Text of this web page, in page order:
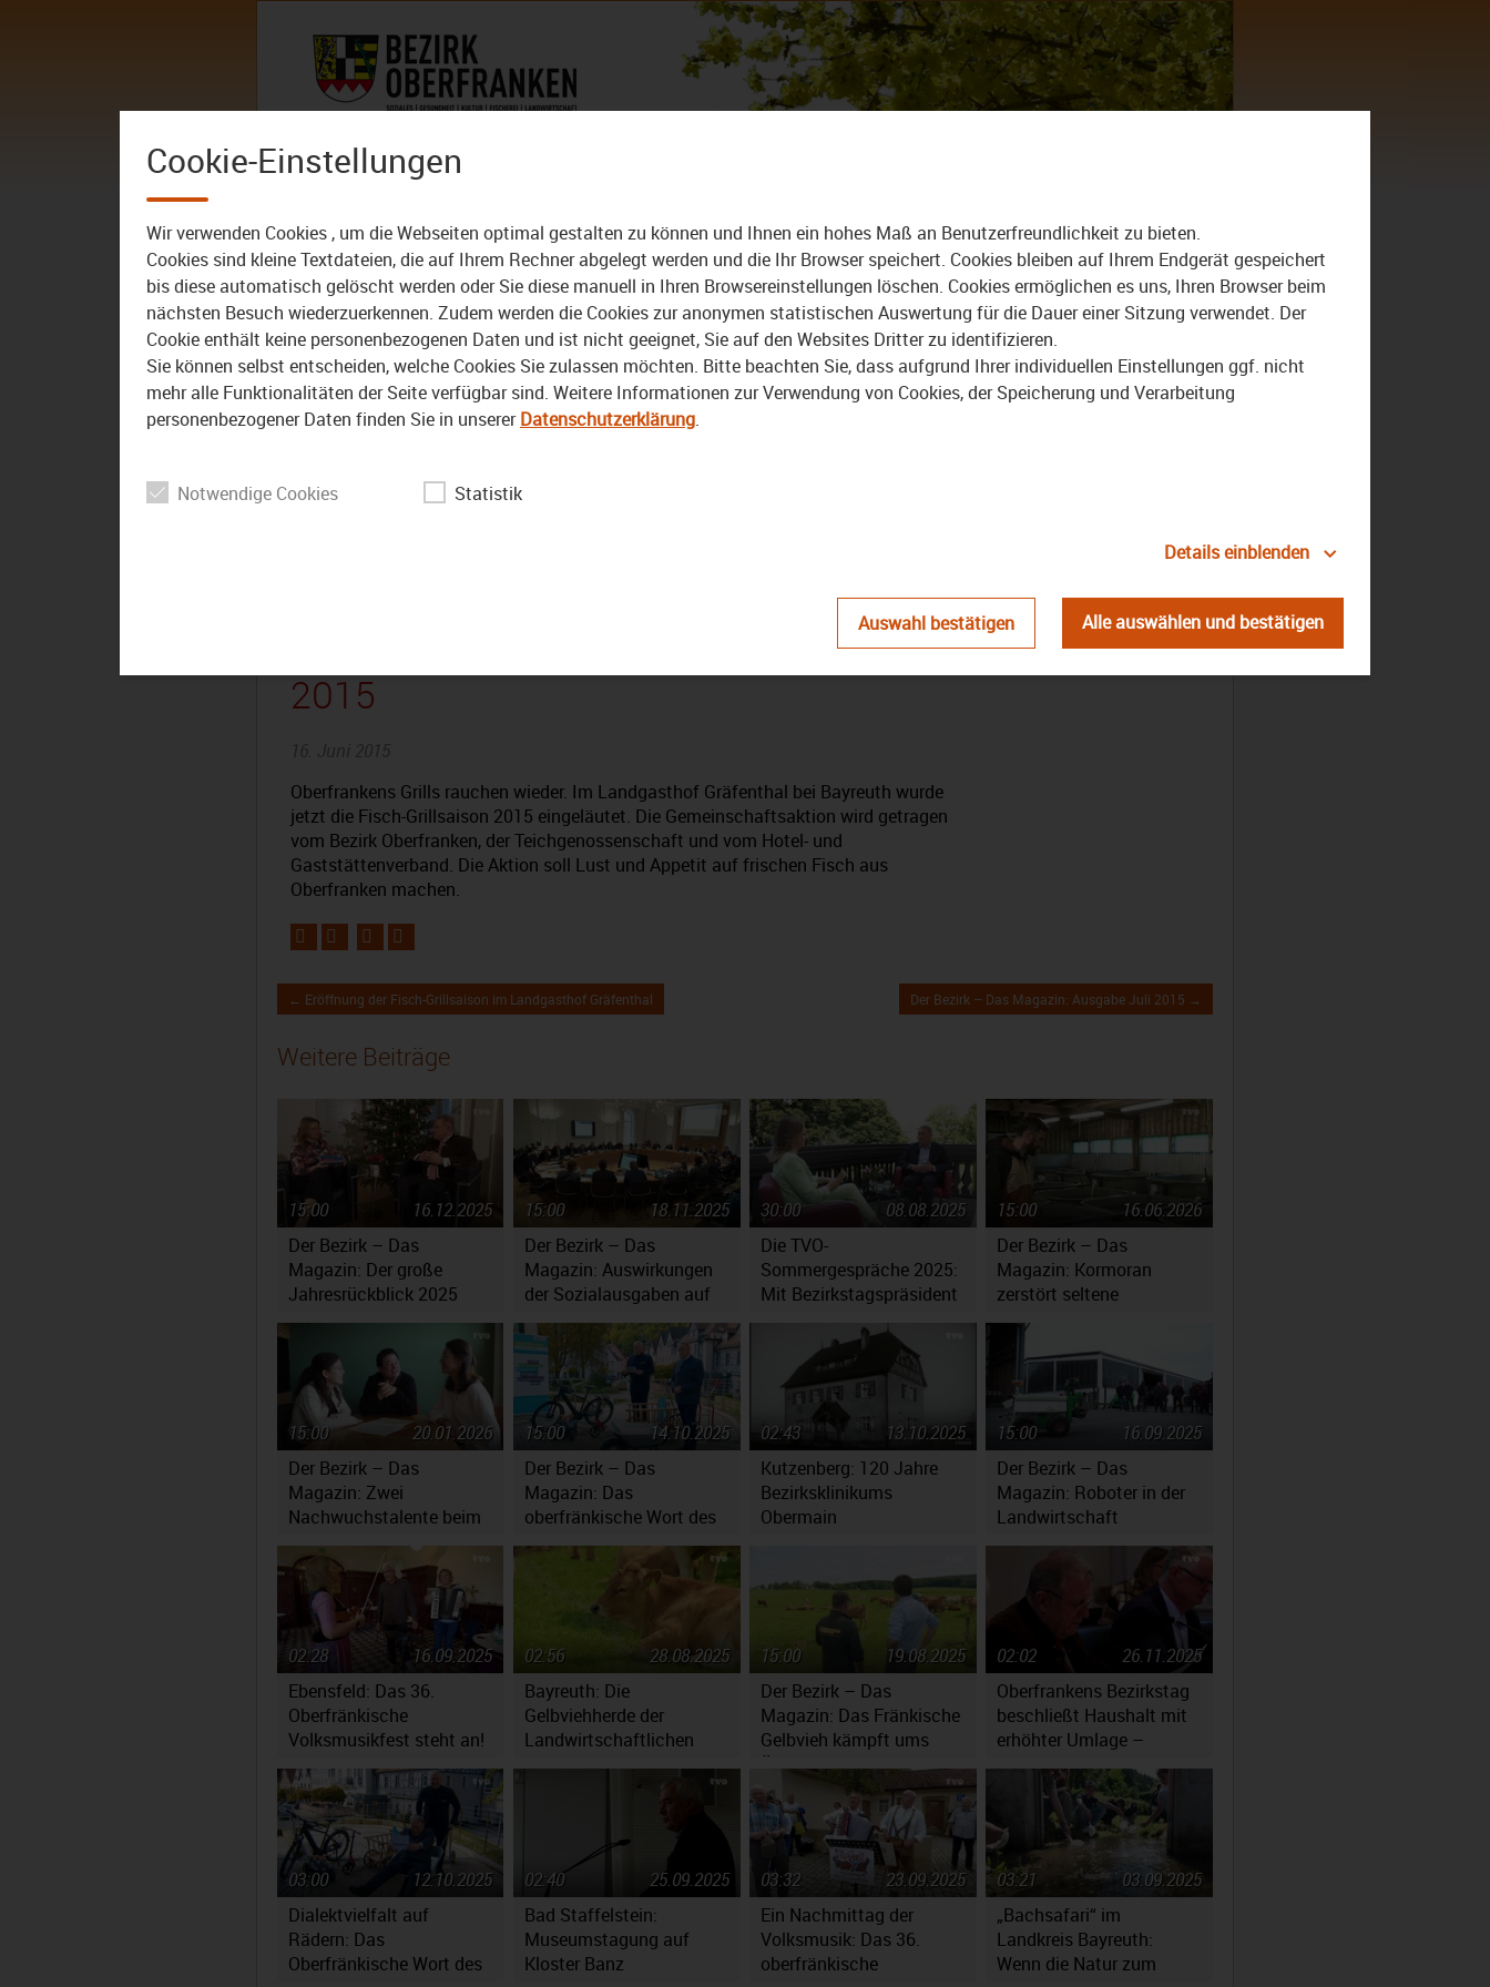
abspielen
Der Bezirk – Das Magazin: Ausgabe Juni
2015
Oberfrankens Grills rauchen wieder. Im Landgasthof Gräfenthal bei Bayreuth wurde
jetzt die Fisch-Grillsaison 2015 eingeläutet. Die Gemeinschaftsaktion wird getragen
vom Bezirk Oberfranken, der Teichgenossenschaft und vom Hotel- und
Gaststättenverband. Die Aktion soll Lust und Appetit auf frischen Fisch aus
Oberfranken machen.
Bezirk Grillsaison
Hotel- und Gaststättenverband
Oberfranken
Teichgenossenschaft
TV Oberfranken TVO
← Eröffnung der Fisch-Grillsaison im Landgasthof Gräfenthal Der Bezirk – Das Magazin: Ausgabe Juli 2015 →
Weitere Beiträge
Der Bezirk – Das
Magazin: Der große
Jahresrückblick 2025
16.12.2025
15:00
Der Bezirk – Das
Magazin: Auswirkungen
der Sozialausgaben auf
den Haushaltsplan
18.11.2025
15:00
Die TVO-
Sommergespräche 2025:
Mit Bezirkstagspräsident
Henry Schramm
08.08.2025
30:00
Der Bezirk – Das
Magazin: Kormoran
zerstört seltene
Fischbestände
16.06.2026
15:00
Der Bezirk – Das
Magazin: Zwei
Nachwuchstalente beim
Jugendsymphonieorchester
Oberfranken
20.01.2026
15:00
Der Bezirk – Das
Magazin: Das
oberfränkische Wort des
Jahres 2025
14.10.2025
15:00
Kutzenberg: 120 Jahre
Bezirksklinikums
Obermain
13.10.2025
02:43
Der Bezirk – Das
Magazin: Roboter in der
Landwirtschaft
16.09.2025
15:00
Ebensfeld: Das 36.
Oberfränkische
Volksmusikfest steht an!
16.09.2025
02:28
Bayreuth: Die
Gelbviehherde der
Landwirtschaftlichen
Lehranstalten
28.08.2025
02:56
Der Bezirk – Das
Magazin: Das Fränkische
Gelbvieh kämpft ums
Überleben
19.08.2025
15:00
Oberfrankens Bezirkstag
beschließt Haushalt mit
erhöhter Umlage –
Massiv gestiegene
Kosten werfen Fragen auf
26.11.2025
02:02
Dialektvielfalt auf
Rädern: Das
Oberfränkische Wort des
12.10.2025
03:00
Bad Staffelstein:
Museumstagung auf
Kloster Banz
25.09.2025
02:40
Ein Nachmittag der
Volksmusik: Das 36.
oberfränkische
23.09.2025
03:32
„Bachsafari“ im
Landkreis Bayreuth:
Wenn die Natur zum
03.09.2025
03:21
Cookie-Einstellungen
Wir verwenden Cookies , um die Webseiten optimal gestalten zu können und Ihnen ein hohes Maß an Benutzerfreundlichkeit zu bieten.
Cookies sind kleine Textdateien, die auf Ihrem Rechner abgelegt werden und die Ihr Browser speichert. Cookies bleiben auf Ihrem Endgerät gespeichert
bis diese automatisch gelöscht werden oder Sie diese manuell in Ihren Browsereinstellungen löschen. Cookies ermöglichen es uns, Ihren Browser beim
nächsten Besuch wiederzuerkennen. Zudem werden die Cookies zur anonymen statistischen Auswertung für die Dauer einer Sitzung verwendet. Der
Cookie enthält keine personenbezogenen Daten und ist nicht geeignet, Sie auf den Websites Dritter zu identifizieren.
Sie können selbst entscheiden, welche Cookies Sie zulassen möchten. Bitte beachten Sie, dass aufgrund Ihrer individuellen Einstellungen ggf. nicht
mehr alle Funktionalitäten der Seite verfügbar sind. Weitere Informationen zur Verwendung von Cookies, der Speicherung und Verarbeitung
personenbezogener Daten finden Sie in unsererDatenschutzerklärung.
Notwendige Cookies Statistik
Details einblenden
Auswahl bestätigen Alle auswählen und bestätigen